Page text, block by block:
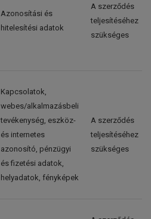
Azonosítási és
hitelesítési adatok
A szerződés
teljesítéséhez
szükséges
Kapcsolatok,
webes/alkalmazásbeli
tevékenység, eszköz-
és internetes
azonosító, pénzügyi
és fizetési adatok,
helyadatok, fényképek
A szerződés
teljesítéséhez
szükséges